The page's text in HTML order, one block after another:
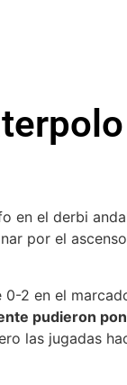
en el derbi
por el
2 en el
pudieron
las jugadas